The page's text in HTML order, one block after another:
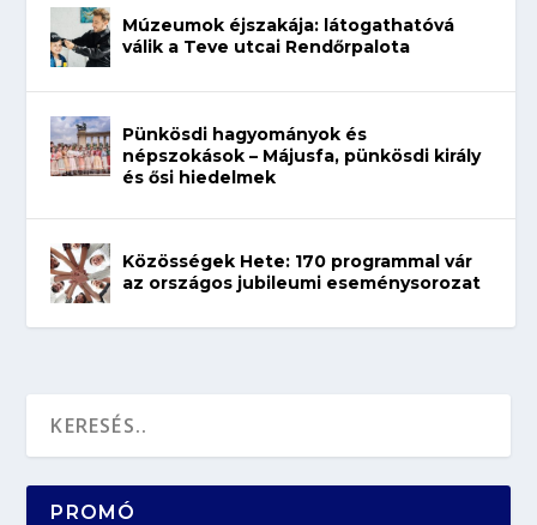
Múzeumok éjszakája: látogathatóvá
válik a Teve utcai Rendőrpalota
Pünkösdi hagyományok és
népszokások – Májusfa, pünkösdi király
és ősi hiedelmek
Közösségek Hete: 170 programmal vár
az országos jubileumi eseménysorozat
PROMÓ